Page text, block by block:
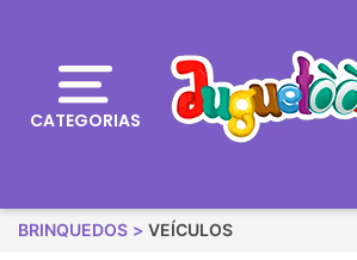
CATEGORIAS
BRINQUEDOS VEÍCULOS